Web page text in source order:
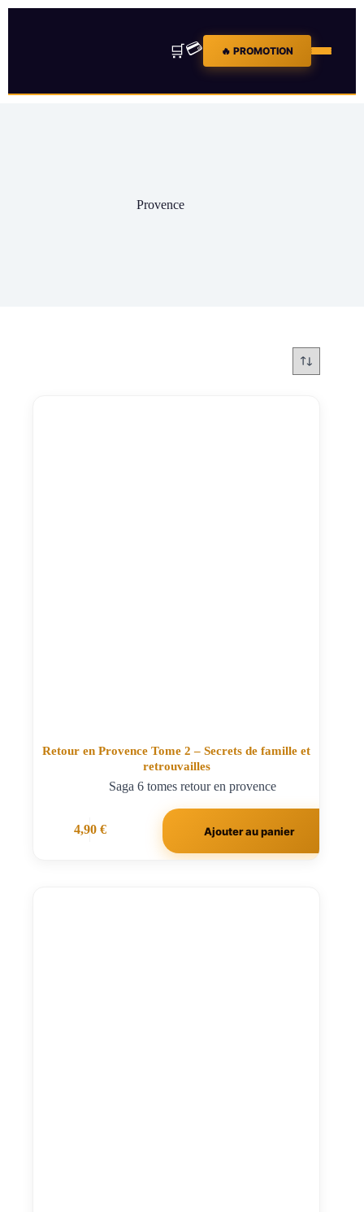
🛒💳 🔥 PROMOTION
Provence
Retour en Provence Tome 2 – Secrets de famille et
retrouvailles
Saga 6 tomes retour en provence
4,90 € Ajouter au panier